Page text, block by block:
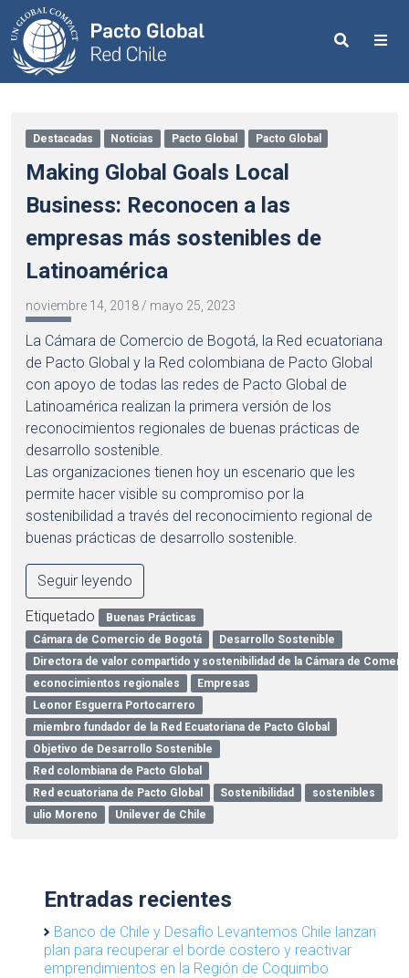
Search
Destacadas Noticias Pacto Global Pacto Global
Making Global Goals Local
Business: Reconocen a las
empresas más sostenibles de
Latinoamérica
noviembre 14, 2018 / mayo 25, 2023
La Cámara de Comercio de Bogotá, la Red ecuatoriana
de Pacto Global y la Red colombiana de Pacto Global
con apoyo de todas las redes de Pacto Global de
Latinoamérica realizan la primera versión de los
reconocimientos regionales de buenas prácticas de
desarrollo sostenible.
Las organizaciones tienen hoy un escenario que les
permite hacer visible su compromiso por la
sostenibilidad a través del reconocimiento regional de
buenas prácticas de desarrollo sostenible.
Seguir leyendo
Etiquetado
Buenas Prácticas
Cámara de Comercio de Bogotá
Desarrollo Sostenible
Directora de valor compartido y sostenibilidad de la Cámara de
econocimientos regionales
Empresas
Leonor Esguerra Portocarrero
miembro fundador de la Red Ecuatoriana de Pacto Global
Objetivo de Desarrollo Sostenible
Red colombiana de Pacto Global
Red ecuatoriana de Pacto Global
Sostenibilidad
sostenibles
ulio Moreno
Unilever de Chile
Entradas recientes
Banco de Chile y Desafío Levantemos Chile lanzan
plan para recuperar el borde costero y reactivar
emprendimientos en la Región de Coquimbo